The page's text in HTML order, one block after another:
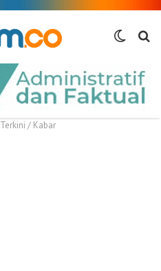
Switch
Terkini / Kabar